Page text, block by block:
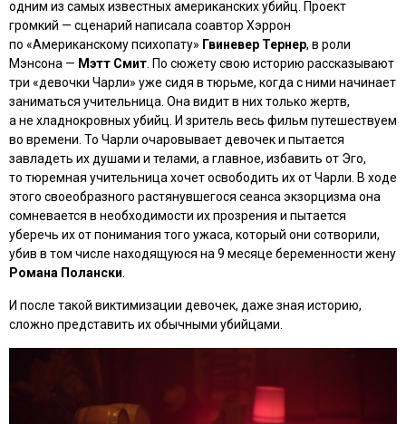
одним из самых известных американских убийц. Проект
громкий — сценарий написала соавтор Хэррон
по «Американскому психопату» Гвиневер Тернер, в роли
Мэнсона — Мэтт Смит. По сюжету свою историю рассказывают
три «девочки Чарли» уже сидя в тюрьме, когда с ними начинает
заниматься учительница. Она видит в них только жертв,
а не хладнокровных убийц. И зритель весь фильм путешествуем
во времени. То Чарли очаровывает девочек и пытается
завладеть их душами и телами, а главное, избавить от Эго,
то тюремная учительница хочет освободить их от Чарли. В ходе
этого своеобразного растянувшегося сеанса экзорцизма она
сомневается в необходимости их прозрения и пытается
уберечь их от понимания того ужаса, который они сотворили,
убив в том числе находящуюся на 9 месяце беременности жену
Романа Полански.
И после такой виктимизации девочек, даже зная историю,
сложно представить их обычными убийцами.